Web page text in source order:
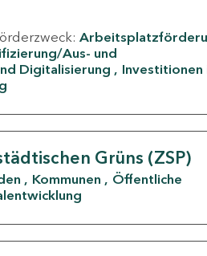
Aus- und
Digitalisierung
Investitionen
Grüns (ZSP)
Kommunen
Öffentliche